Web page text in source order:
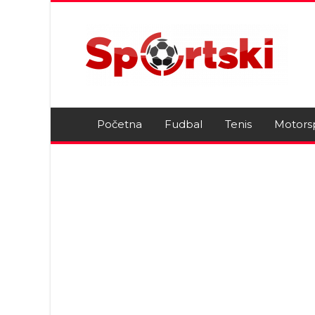
Početna Fudbal Tenis